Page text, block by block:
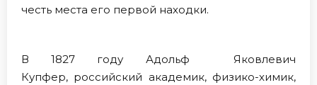
честь места его первой находки.
В 1827 году Адольф Яковлевич
Купфер, российский академик, физико-химик,